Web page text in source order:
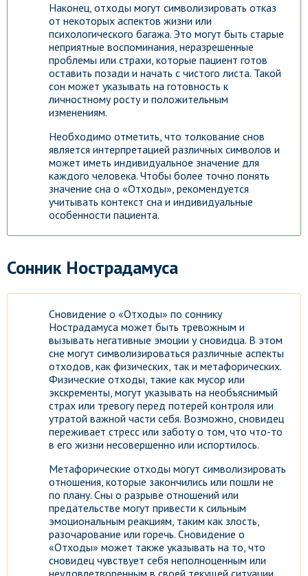
Наконец, отходы могут символизировать отказ
от некоторых аспектов жизни или
психологического багажа. Это могут быть старые
неприятные воспоминания, неразрешенные
проблемы или страхи, которые пациент готов
оставить позади и начать с чистого листа. Такой
сон может указывать на готовность к
личностному росту и положительным
изменениям.
Необходимо отметить, что толкование снов
является интерпретацией различных символов и
может иметь индивидуальное значение для
каждого человека. Чтобы более точно понять
значение сна о «Отходы», рекомендуется
учитывать контекст сна и индивидуальные
особенности пациента.
Сонник Нострадамуса
Сновидение о «Отходы» по соннику
Нострадамуса может быть тревожным и
вызывать негативные эмоции у сновидца. В этом
сне могут символизироваться различные аспекты
отходов, как физических, так и метафорических.
Физические отходы, такие как мусор или
экскременты, могут указывать на необъяснимый
страх или тревогу перед потерей контроля или
утратой важной части себя. Возможно, сновидец
переживает стресс или заботу о том, что что-то
в его жизни несовершенно или испортилось.
Метафорические отходы могут символизировать
отношения, которые закончились или пошли не
по плану. Сны о разрыве отношений или
предательстве могут привести к сильным
эмоциональным реакциям, таким как злость,
разочарование или горечь. Сновидение о
«Отходы» может также указывать на то, что
сновидец чувствует себя неполноценным или
неудовлетворенным в своей текущей ситуации.